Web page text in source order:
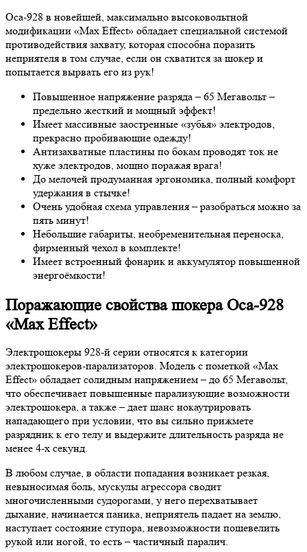
Оса-928 в новейшей, максимально высоковольтной
модификации «Max Effect» обладает специальной системой
противодействия захвату, которая способна поразить
неприятеля в том случае, если он схватится за шокер и
попытается вырвать его из рук!
Повышенное напряжение разряда – 65 Мегавольт –
предельно жесткий и мощный эффект!
Имеет массивные заостренные «зубья» электродов,
прекрасно пробивающие одежду!
Антизахватные пластины по бокам проводят ток не
хуже электродов, мощно поражая врага!
До мелочей продуманная эргономика, полный комфорт
удержания в стычке!
Очень удобная схема управления – разобраться можно за
пять минут!
Небольшие габариты, необременительная переноска,
фирменный чехол в комплекте!
Имеет встроенный фонарик и аккумулятор повышенной
энергоёмкости!
Поражающие свойства шокера Оса-928
«Max Effect»
Электрошокеры 928-й серии относятся к категории
электрошокеров-парализаторов. Модель с пометкой «Max
Effect» обладает солидным напряжением – до 65 Мегавольт,
что обеспечивает повышенные парализующие возможности
электрошокера, а также – дает шанс нокаутрировать
нападающего при условии, что вы сильно прижмете
разрядник к его телу и выдержите длительность разряда не
менее 4-х секунд.
В любом случае, в области попадания возникает резкая,
невыносимая боль, мускулы агрессора сводит
многочисленными судорогами, у него перехватывает
дыхание, начинается паника, неприятель падает на землю,
наступает состояние ступора, невозможности пошевелить
рукой или ногой, то есть – частичный паралич.